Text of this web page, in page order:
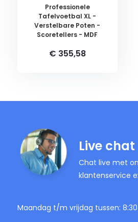
Professionele
Tafelvoetbal XL -
Verstelbare Poten -
Scoretellers - MDF
€ 355,58
Live
Chat live met
klantenservice
Maandag t/m vrijdag tussen: